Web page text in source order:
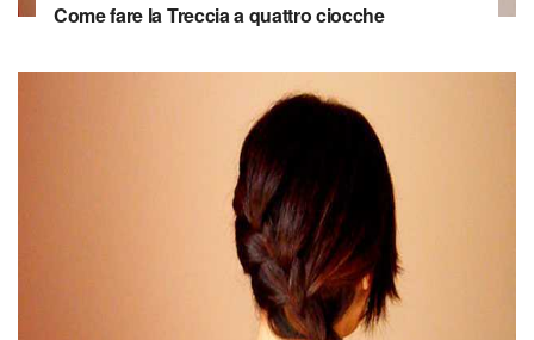
Come fare la Treccia a quattro ciocche